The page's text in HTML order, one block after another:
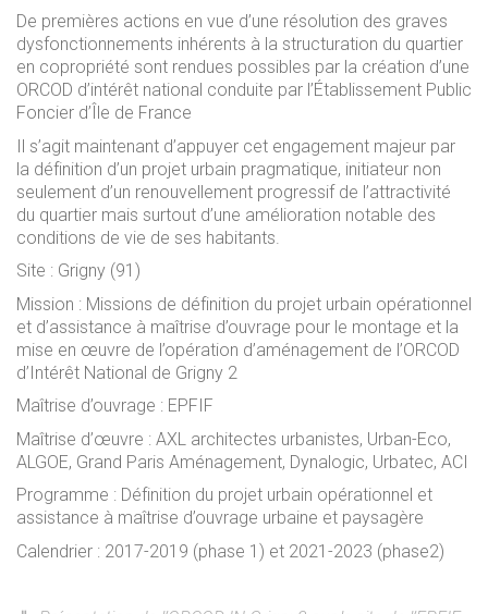
De premières actions en vue d’une résolution des graves
dysfonctionnements inhérents à la structuration du quartier
en copropriété sont rendues possibles par la création d’une
ORCOD d’intérêt national conduite par l’Établissement Public
Foncier d’Île de France
Il s’agit maintenant d’appuyer cet engagement majeur par
la définition d’un projet urbain pragmatique, initiateur non
seulement d’un renouvellement progressif de l’attractivité
du quartier mais surtout d’une amélioration notable des
conditions de vie de ses habitants.
Site : Grigny (91)
Mission : Missions de définition du projet urbain opérationnel
et d’assistance à maîtrise d’ouvrage pour le montage et la
mise en œuvre de l’opération d’aménagement de l’ORCOD
d’Intérêt National de Grigny 2
Maîtrise d’ouvrage : EPFIF
Maîtrise d’œuvre : AXL architectes urbanistes, Urban-Eco,
ALGOE, Grand Paris Aménagement, Dynalogic, Urbatec, ACI
Programme : Définition du projet urbain opérationnel et
assistance à maîtrise d’ouvrage urbaine et paysagère
Calendrier : 2017-2019 (phase 1) et 2021-2023 (phase2)